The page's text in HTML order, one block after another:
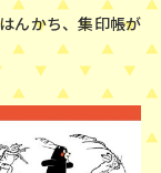
んかち、集印帳が